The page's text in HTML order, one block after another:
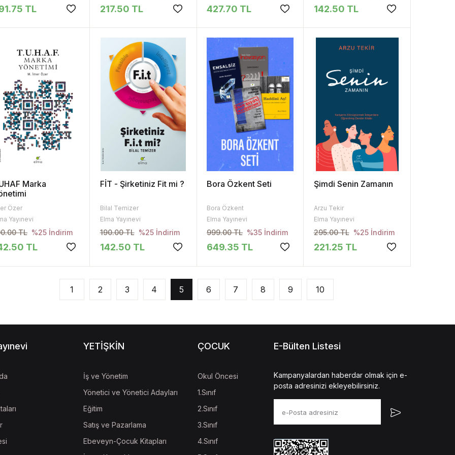
TL 217.50 TL 427.70 TL 142.50 TL
Marka
Özer
Yayınevi
TL %25 İndirim
TL
FİT - Şirketiniz Fit mi ?
Bilal Temizer
Elma Yayınevi
190.00 TL %25 İndirim
142.50 TL
Bora Özkent Seti
Bora Özkent
Elma Yayınevi
999.00 TL %35 İndirim
649.35 TL
Şimdi Senin Zamanın
Arzu Tekir
Elma Yayınevi
295.00 TL %25 İndirim
221.25 TL
1 2 3 4 5 6 7 8 9 10
YETİŞKİN
İş ve Yönetim
Yönetici ve Yönetici Adayları
Eğitim
Satış ve Pazarlama
Ebeveyn-Çocuk Kitapları
ÇOCUK
Okul Öncesi
1.Sınıf
2.Sınıf
3.Sınıf
4.Sınıf
E-Bülten Listesi
Kampanyalardan haberdar olmak için e-
posta adresinizi ekleyebilirsiniz.